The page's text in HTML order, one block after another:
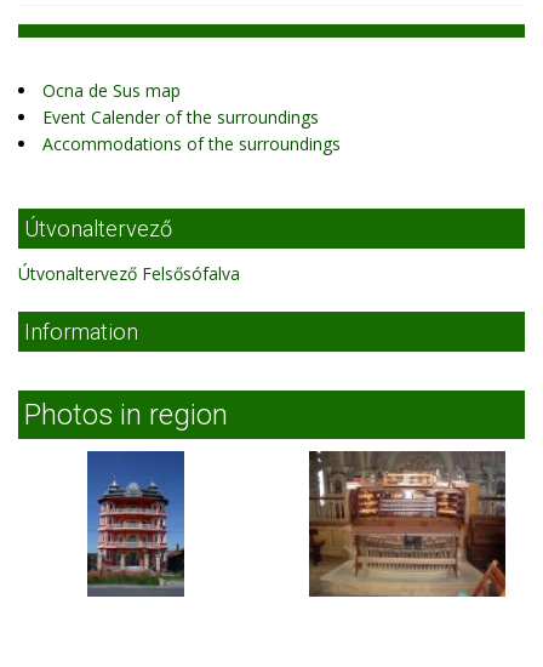
Ocna de Sus map
Event Calender of the surroundings
Accommodations of the surroundings
Útvonaltervező
Útvonaltervező Felsősófalva
Information
Photos in region